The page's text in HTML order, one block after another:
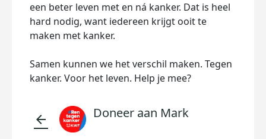
een beter leven met en ná kanker. Dat is heel
hard nodig, want iedereen krijgt ooit te
maken met kanker.
Samen kunnen we het verschil maken. Tegen
kanker. Voor het leven. Help je mee?
arrow_back Doneer aan Mark